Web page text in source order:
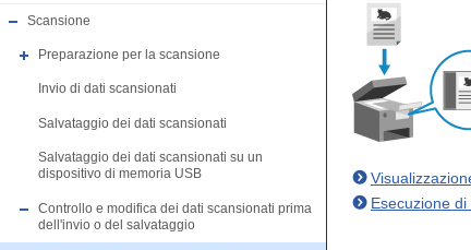
Scansione
Preparazione per la scansione
Invio di dati scansionati
Salvataggio dei dati scansionati
Salvataggio dei dati scansionati su un
dispositivo di memoria USB
Controllo e modifica dei dati scansionati prima
dell'invio o del salvataggio
Esecuzione